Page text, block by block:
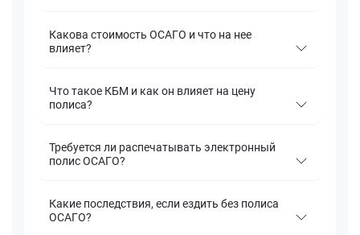
Какова стоимость ОСАГО и что на нее
влияет?
Что такое КБМ и как он влияет на цену
полиса?
Требуется ли распечатывать электронный
полис ОСАГО?
Какие последствия, если ездить без полиса
ОСАГО?